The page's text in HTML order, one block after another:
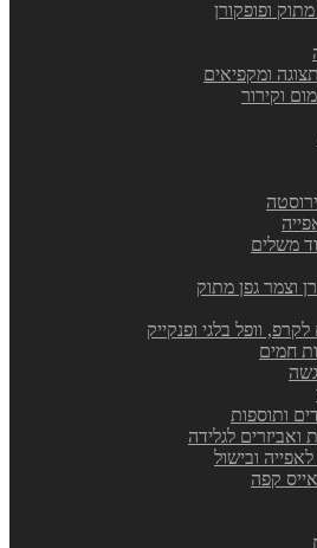
ופופקורן
ומקפיאים
וקירור
משלים
וצמר גפן מתוק
וופל בלגי ופנקייק
חמים
ותוספות
ואביזרים לגלידה
ובישול
קפה